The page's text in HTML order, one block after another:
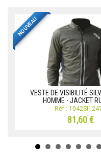
NOUVEAU
VESTE DE VISIBILITÉ
HOMME - JACKET
Réf.:
81,60 €